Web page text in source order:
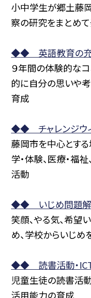
小中学生が郷土藤
察の研究をまとめ
◆◆ 英語教育
９年間の体験的なコ
的に自分の思いや
育成
◆◆ チャレンジ
藤岡市を中心とす
学・体験、医療・福
活動
◆◆ いじめ問題
笑顔、やる気、希望
め、学校からいじめ
◆◆ 読書活動・
児童生徒の読書活
活用能力の育成